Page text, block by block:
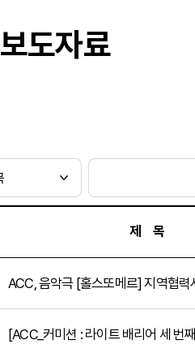
보도자료
제 목
ACC, 음악극 [홀스또메르] 지역협력
[ACC_커미션 : 라이트 배리어 세 번